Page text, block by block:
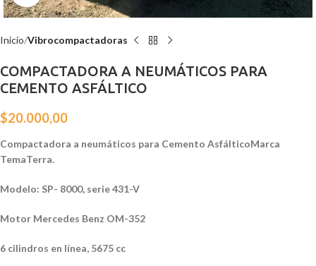
Inicio Vibrocompactadoras
COMPACTADORA A NEUMÁTICOS PARA
CEMENTO ASFÁLTICO
$20.000,00
Compactadora a neumáticos para Cemento AsfálticoMarca
TemaTerra.
Modelo: SP- 8000, serie 431-V
Motor Mercedes Benz OM-352
6 cilindros en línea, 5675 cc